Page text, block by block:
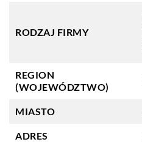
RODZAJ FIRMY
REGION
(WOJEWÓDZTWO)
MIASTO
ADRES